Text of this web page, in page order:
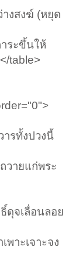
งสงฆ์ (หยุด
ระขึ้นให้
table>
ารทั้งปวงนี้
วายแก่พระ
ดุจเลื่อนลอย
พาะเจาะจง